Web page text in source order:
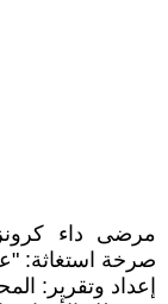
مرضى داء
صرخة استغاثة:
إعداد وتقرير: